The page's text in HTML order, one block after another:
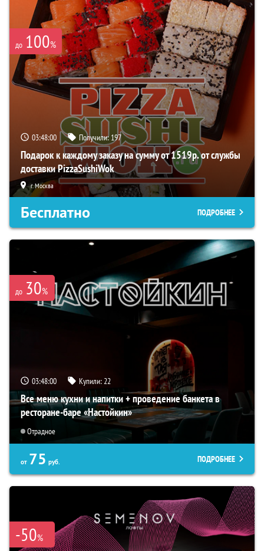
до 100%
03:47:59 Получили:197
Подарок к каждому заказу на сумму от 1519р. от службы
доставки PizzaSushiWok
г. Москва
Бесплатно ПОДРОБНЕЕ
до 30%
03:47:59 Купили:22
Все меню кухни и напитки + проведение банкета в
ресторане-баре «Настойкин»
Отрадное
от 75 руб. ПОДРОБНЕЕ
-50%